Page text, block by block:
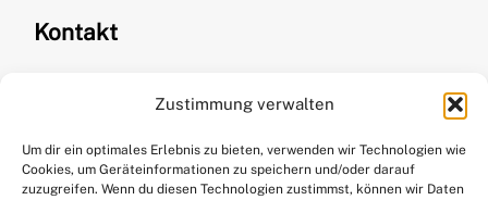
Zustimmung verwalten
Um dir ein optimales Erlebnis zu bieten, verwenden wir Technologien wie
Cookies, um Geräteinformationen zu speichern und/oder darauf
zuzugreifen. Wenn du diesen Technologien zustimmst, können wir Daten
Kontakt
kontakt@stitchweavesmile.com
+49 176 61297065